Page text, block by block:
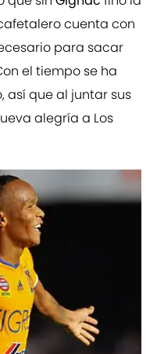
cuenta con
para sacar
el tiempo se ha
así que al juntar sus
alegría a Los